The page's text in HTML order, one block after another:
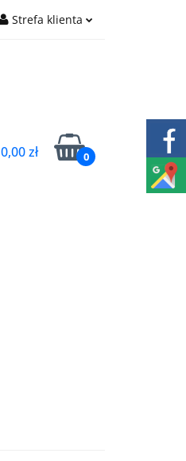
Strefa klienta
0,00 zł 0